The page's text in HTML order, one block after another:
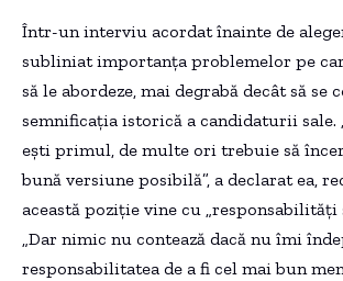
Într-un interviu acordat înainte de
subliniat importanţa problemelor pe
să le abordeze, mai degrabă decât să se
semnificaţia istorică a candidaturii sale.
eşti primul, de multe ori trebuie să
bună versiune posibilă”, a declarat ea,
această poziţie vine cu „responsabilităţi
„Dar nimic nu contează dacă nu îmi
responsabilitatea de a fi cel mai bun